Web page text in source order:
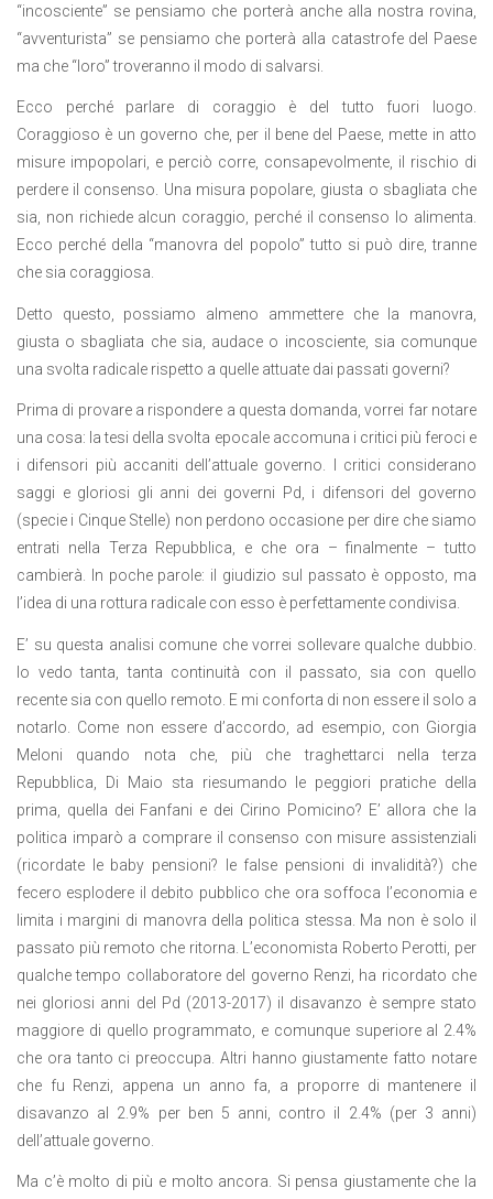
“incosciente” se pensiamo che porterà anche alla nostra rovina,
“avventurista” se pensiamo che porterà alla catastrofe del Paese
ma che “loro” troveranno il modo di salvarsi.
Ecco perché parlare di coraggio è del tutto fuori luogo.
Coraggioso è un governo che, per il bene del Paese, mette in atto
misure impopolari, e perciò corre, consapevolmente, il rischio di
perdere il consenso. Una misura popolare, giusta o sbagliata che
sia, non richiede alcun coraggio, perché il consenso lo alimenta.
Ecco perché della “manovra del popolo” tutto si può dire, tranne
che sia coraggiosa.
Detto questo, possiamo almeno ammettere che la manovra,
giusta o sbagliata che sia, audace o incosciente, sia comunque
una svolta radicale rispetto a quelle attuate dai passati governi?
Prima di provare a rispondere a questa domanda, vorrei far notare
una cosa: la tesi della svolta epocale accomuna i critici più feroci e
i difensori più accaniti dell’attuale governo. I critici considerano
saggi e gloriosi gli anni dei governi Pd, i difensori del governo
(specie i Cinque Stelle) non perdono occasione per dire che siamo
entrati nella Terza Repubblica, e che ora – finalmente – tutto
cambierà. In poche parole: il giudizio sul passato è opposto, ma
l’idea di una rottura radicale con esso è perfettamente condivisa.
E’ su questa analisi comune che vorrei sollevare qualche dubbio.
Io vedo tanta, tanta continuità con il passato, sia con quello
recente sia con quello remoto. E mi conforta di non essere il solo a
notarlo. Come non essere d’accordo, ad esempio, con Giorgia
Meloni quando nota che, più che traghettarci nella terza
Repubblica, Di Maio sta riesumando le peggiori pratiche della
prima, quella dei Fanfani e dei Cirino Pomicino? E’ allora che la
politica imparò a comprare il consenso con misure assistenziali
(ricordate le baby pensioni? le false pensioni di invalidità?) che
fecero esplodere il debito pubblico che ora soffoca l’economia e
limita i margini di manovra della politica stessa. Ma non è solo il
passato più remoto che ritorna. L’economista Roberto Perotti, per
qualche tempo collaboratore del governo Renzi, ha ricordato che
nei gloriosi anni del Pd (2013-2017) il disavanzo è sempre stato
maggiore di quello programmato, e comunque superiore al 2.4%
che ora tanto ci preoccupa. Altri hanno giustamente fatto notare
che fu Renzi, appena un anno fa, a proporre di mantenere il
disavanzo al 2.9% per ben 5 anni, contro il 2.4% (per 3 anni)
dell’attuale governo.
Ma c’è molto di più e molto ancora. Si pensa giustamente che la